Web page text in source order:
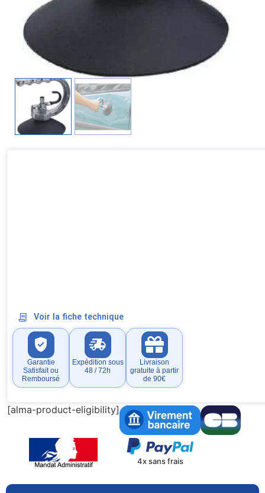
Voir la fiche technique
Garantie
Satisfait ou
Remboursé
Expédition sous
48 / 72h
Livraison
gratuite à partir
de 90€
[alma-product-eligibility]
4x sans frais